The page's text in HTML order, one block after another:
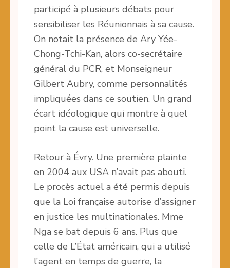
participé à plusieurs débats pour
sensibiliser les Réunionnais à sa cause.
On notait la présence de Ary Yée-
Chong-Tchi-Kan, alors co-secrétaire
général du PCR, et Monseigneur
Gilbert Aubry, comme personnalités
impliquées dans ce soutien. Un grand
écart idéologique qui montre à quel
point la cause est universelle.
Retour à Évry. Une première plainte
en 2004 aux USA n’avait pas abouti.
Le procès actuel a été permis depuis
que la Loi française autorise d’assigner
en justice les multinationales. Mme
Nga se bat depuis 6 ans. Plus que
celle de L’État américain, qui a utilisé
l’agent en temps de guerre, la